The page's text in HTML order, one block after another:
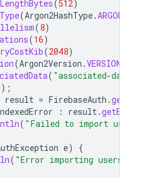
(512)
(Argon2HashType.ARGON2_ID
(8)
(16)
(2048)
(Argon2Version .VERSION_10
( "associated-data"
result = FirebaseAuth .
: result.
( "Failed to import user:
e)
{
( "Error importing users: "